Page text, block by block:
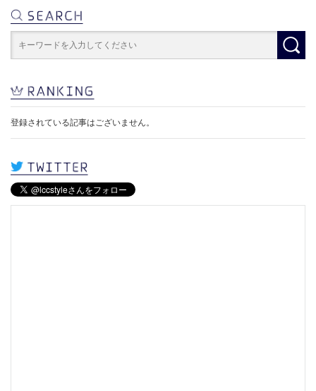
登録されている記事はございません。